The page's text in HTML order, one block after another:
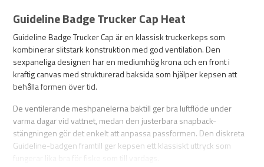
Guideline Badge Trucker Cap Heat
Guideline Badge Trucker Cap är en klassisk truckerkeps som
kombinerar slitstark konstruktion med god ventilation. Den
sexpaneliga designen har en mediumhög krona och en front i
kraftig canvas med strukturerad baksida som hjälper kepsen att
behålla formen över tid.
De ventilerande meshpanelerna baktill ger bra luftflöde under
varma dagar vid vattnet, medan den justerbara snapback-
stängningen gör det enkelt att anpassa passformen. Den diskreta
Guideline-badgen framtill ger kepsen ett klassiskt uttryck som